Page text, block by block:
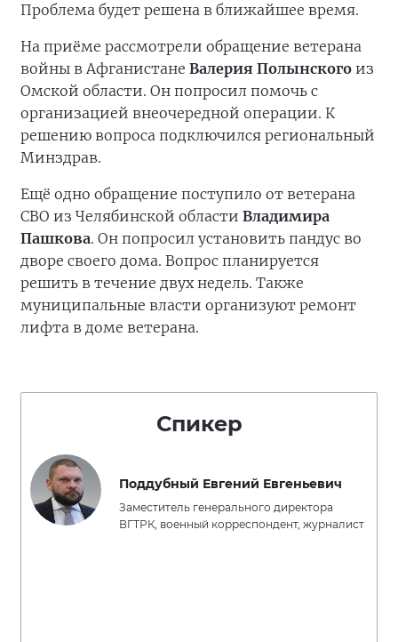
Проблема будет решена в ближайшее время.
На приёме рассмотрели обращение ветерана
войны в Афганистане Валерия Полынского из
Омской области. Он попросил помочь с
организацией внеочередной операции. К
решению вопроса подключился региональный
Минздрав.
Ещё одно обращение поступило от ветерана
СВО из Челябинской области Владимира
Пашкова. Он попросил установить пандус во
дворе своего дома. Вопрос планируется
решить в течение двух недель. Также
муниципальные власти организуют ремонт
лифта в доме ветерана.
Спикер
Поддубный Евгений Евгеньевич
Заместитель генерального директора
ВГТРК, военный корреспондент, журналист